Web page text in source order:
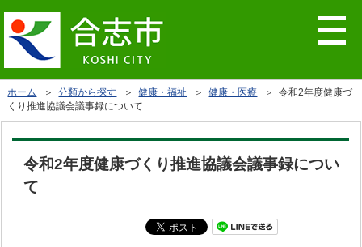
ホーム ＞分類から探す ＞健康・福祉 ＞健康・医療 ＞ 令和2年度健康づ
くり推進協議会議事録について
令和2年度健康づくり推進協議会議事録につい
て